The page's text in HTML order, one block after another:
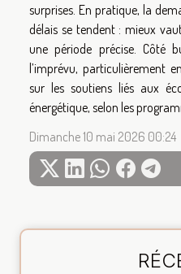
surprises. En pratique, la
délais se tendent : mieux
une période précise. Côté
l’imprévu, particulièrement
sur les soutiens liés aux
énergétique, selon les
Dimanche 10 mai 2026 00:24